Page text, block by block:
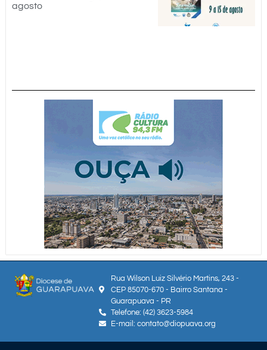
agosto
Rua Wilson Luiz Silvério Martins, 243 -
CEP 85070-670 - Bairro Santana -
Guarapuava - PR
Telefone: (42) 3623-5984
E-mail: contato@diopuava.org